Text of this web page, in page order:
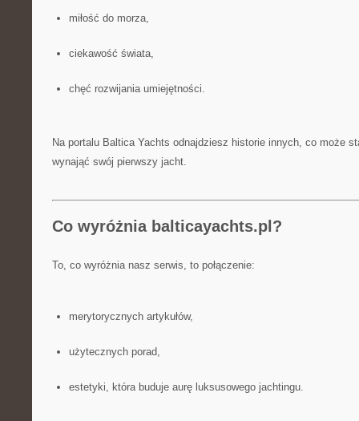
miłość do morza,
ciekawość świata,
chęć rozwijania umiejętności.
Na portalu Baltica Yachts odnajdziesz historie innych, co może
wynająć swój pierwszy jacht.
Co wyróżnia balticayachts.pl?
To, co wyróżnia nasz serwis, to połączenie:
merytorycznych artykułów,
użytecznych porad,
estetyki, która buduje aurę luksusowego jachtingu.